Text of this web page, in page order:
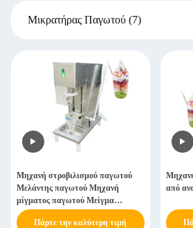
Μικρατήρας Παγωτού (7)
Μηχανή στροβιλισμού παγωτού
Μελάντης παγωτού Μηχανή
μίγματος παγωτού Μείγμα
παγωτού φρούτων
Πάρτε την καλύτερη τιμή
από